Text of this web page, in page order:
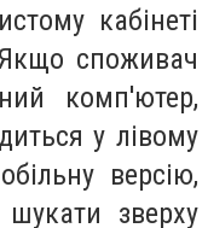
кабінеті
споживач
комп'ютер,
у лівому
версію,
зверху